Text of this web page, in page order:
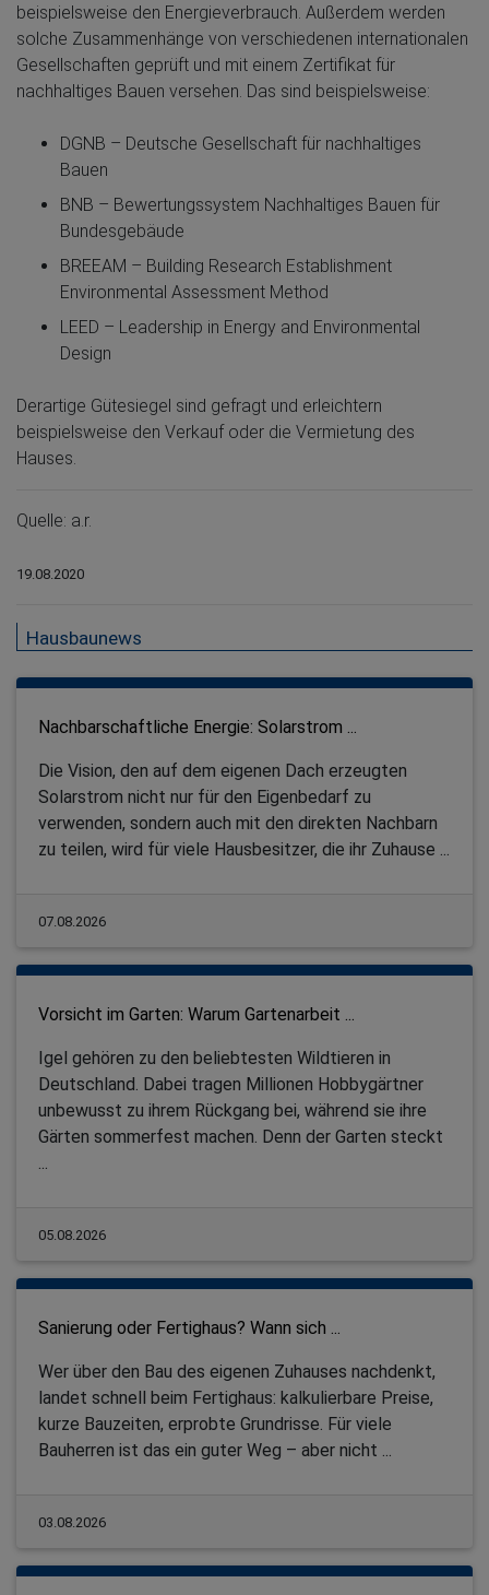
beispielsweise den Energieverbrauch. Außerdem werden
solche Zusammenhänge von verschiedenen internationalen
Gesellschaften geprüft und mit einem Zertifikat für
nachhaltiges Bauen versehen. Das sind beispielsweise:
DGNB – Deutsche Gesellschaft für nachhaltiges
Bauen
BNB – Bewertungssystem Nachhaltiges Bauen für
Bundesgebäude
BREEAM – Building Research Establishment
Environmental Assessment Method
LEED – Leadership in Energy and Environmental
Design
Derartige Gütesiegel sind gefragt und erleichtern
beispielsweise den Verkauf oder die Vermietung des
Hauses.
Quelle: a.r.
19.08.2020
Hausbaunews
Nachbarschaftliche Energie: Solarstrom ...
Die Vision, den auf dem eigenen Dach erzeugten
Solarstrom nicht nur für den Eigenbedarf zu
verwenden, sondern auch mit den direkten Nachbarn
zu teilen, wird für viele Hausbesitzer, die ihr Zuhause ...
07.08.2026
Vorsicht im Garten: Warum Gartenarbeit ...
Igel gehören zu den beliebtesten Wildtieren in
Deutschland. Dabei tragen Millionen Hobbygärtner
unbewusst zu ihrem Rückgang bei, während sie ihre
Gärten sommerfest machen. Denn der Garten steckt
05.08.2026
Sanierung oder Fertighaus? Wann sich ...
Wer über den Bau des eigenen Zuhauses nachdenkt,
landet schnell beim Fertighaus: kalkulierbare Preise,
kurze Bauzeiten, erprobte Grundrisse. Für viele
Bauherren ist das ein guter Weg – aber nicht ...
03.08.2026